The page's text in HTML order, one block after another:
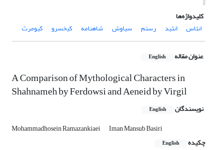
کلیدواژه‌ها
انئاس
انئید رستم سیاوش شاهنامه کیخسرو کیومرث
عنوان مقاله English
A Comparison of Mythological Characters in
Shahnameh by Ferdowsi and Aeneid by Virgil
نویسندگان English
Mohammadhosein Ramazankiaei
Iman Mansub Basiri
چکیده
English